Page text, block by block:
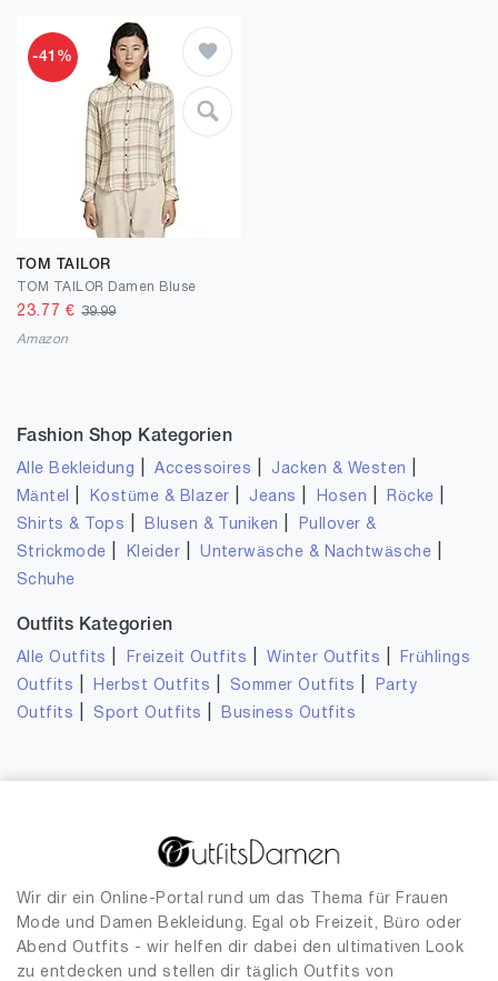
-41%
TOM TAILOR
TOM TAILOR Damen Bluse
23.77 €39.99
Amazon
Fashion Shop Kategorien
Alle Bekleidung |Accessoires Jacken & Westen
Mäntel Kostüme & Blazer Jeans Hosen Röcke
Shirts & Tops Blusen & Tuniken
Pullover &
Strickmode
Kleider |Unterwäsche & Nachtwäsche
Schuhe
Outfits Kategorien
Alle Outfits Freizeit Outfits |Winter Outfits
Frühlings
Outfits
Herbst Outfits Sommer Outfits
Party
Outfits
Sport Outfits Business Outfits
Wir dir ein Online-Portal rund um das Thema für Frauen
Mode und Damen Bekleidung. Egal ob Freizeit, Büro oder
Abend Outfits - wir helfen dir dabei den ultimativen Look
zu entdecken und stellen dir täglich Outfits von